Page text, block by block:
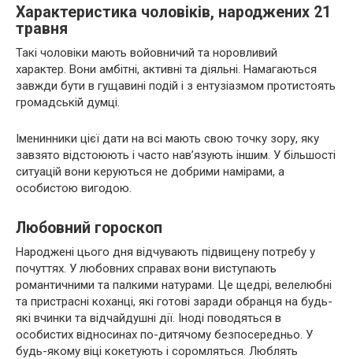
Характеристика чоловіків, народжених 21
травня
Такі чоловіки мають войовничий та норовливий
характер. Вони амбітні, активні та діяльні. Намагаються
завжди бути в гущавині подій і з ентузіазмом протистоять
громадській думці.
Іменинники цієї дати на всі мають свою точку зору, яку
завзято відстоюють і часто нав’язують іншим. У більшості
ситуацій вони керуються не добрими намірами, а
особистою вигодою.
Любовний гороскоп
Народжені цього дня відчувають підвищену потребу у
почуттях. У любовних справах вони виступають
романтичними та палкими натурами. Це щедрі, велелюбні
та пристрасні коханці, які готові заради обранця на будь-
які вчинки та відчайдушні дії. Іноді поводяться в
особистих відносинах по-дитячому безпосередньо. У
будь-якому віці кокетують і соромляться. Люблять